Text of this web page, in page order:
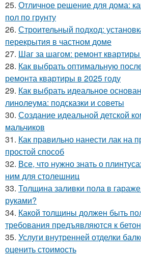
25. Отличное решение для дома:
пол по грунту
26. Строительный подход:
перекрытия в частном доме
27. Шаг за шагом: ремонт
28. Как выбрать оптимальную
ремонта квартиры в 2025 году
29. Как выбрать идеальное
линолеума: подсказки и советы
30. Создание идеальной детской
мальчиков
31. Как правильно нанести лак на
простой способ
32. Все, что нужно знать о
ним для столешниц
33. Толщина заливки пола в
руками?
34. Какой толщины должен быть
требования предъявляются к
35. Услуги внутренней отделки
оценить стоимость